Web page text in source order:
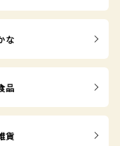
な
品
貨